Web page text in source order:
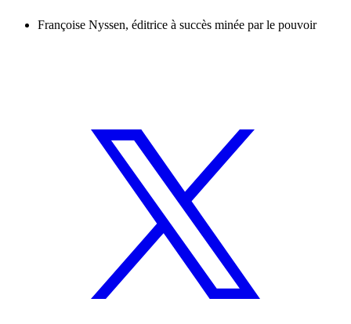
Françoise Nyssen, éditrice à succès minée par le pouvoir